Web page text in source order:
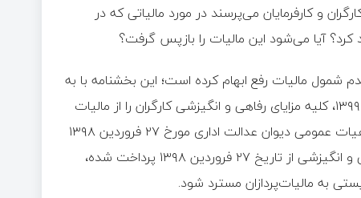
و کارفرمایان می‌پرسند در مورد مالیاتی که در
کرد؟ آیا می‌شود این مالیات را بازپس گرفت؟
شمول مالیات رفع ابهام کرده است؛ این بخشنامه با به
رسمیت شناختن بخشنامه قبلی این سازمان صادر شده و از ۱۴ آبان ۱۳۹۹، کلیه مزایای رفاهی و انگیزشی کارگران را از مالیات
معاف دانسته؛ در همین بخشنامه گفته شده دادنامه‌ی شماره ۷۳ هیات عمومی دیوان عدالت اداری مورخ ۲۷ فروردین ۱۳۹۸
باید اجرا شود؛ بنابراین کلیه وجوهی که بابت مالیات بر مزایای رفاهی و انگیزشی از تاریخ ۲۷ فروردین ۱۳۹۸ پرداخت شده،
به مالیات‌پردازان مسترد شود.